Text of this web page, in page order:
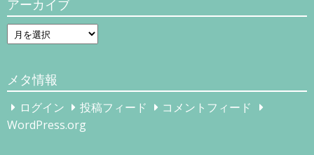
リ
ー
アーカイブ
ア
ー
イ
ブ
メタ情報
ログイン 投稿フィード
コメントフィード
WordPress.org